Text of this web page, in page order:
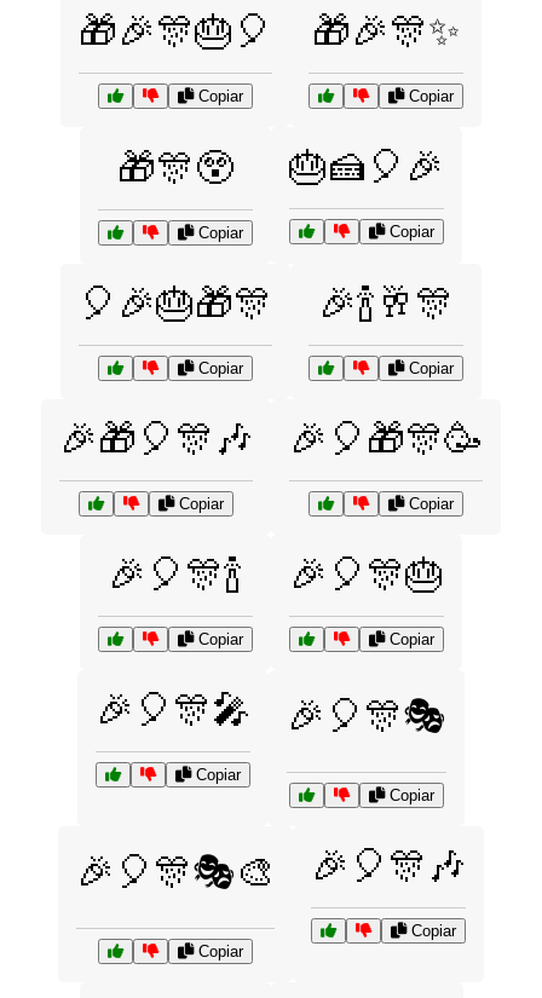
🎁🎉🎊🎂🎈
Copiar
🎁🎉🎊✨
Copiar
🎁🎊😲
Copiar
🎂🍰🎈🎉
Copiar
🎈🎉🎂🎁🎊
Copiar
🎉🍾🥂🎊
Copiar
🎉🎁🎈🎊🎶
Copiar
🎉🎈🎁🎊🥳
Copiar
🎉🎈🎊🍾
Copiar
🎉🎈🎊🎂
Copiar
🎉🎈🎊🎤
Copiar
🎉🎈🎊🎭
Copiar
🎉🎈🎊🎭🎨
Copiar
🎉🎈🎊🎶
Copiar